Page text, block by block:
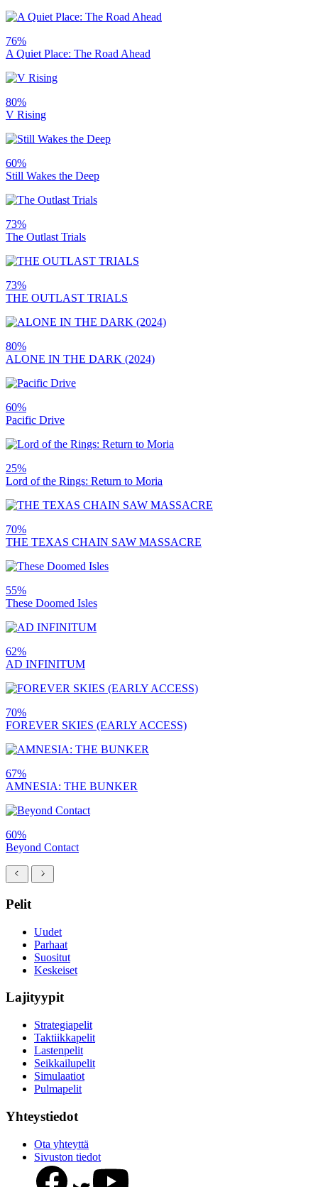
76%
A Quiet Place: The Road Ahead
80%
V Rising
60%
Still Wakes the Deep
73%
The Outlast Trials
73%
THE OUTLAST TRIALS
80%
ALONE IN THE DARK (2024)
60%
Pacific Drive
25%
Lord of the Rings: Return to Moria
70%
THE TEXAS CHAIN SAW MASSACRE
55%
These Doomed Isles
62%
AD INFINITUM
70%
FOREVER SKIES (EARLY ACCESS)
67%
AMNESIA: THE BUNKER
60%
Beyond Contact
Pelit
Uudet
Parhaat
Suositut
Keskeiset
Lajityypit
Strategiapelit
Taktiikkapelit
Lastenpelit
Seikkailupelit
Simulaatiot
Pulmapelit
Yhteystiedot
Ota yhteyttä
Sivuston tiedot